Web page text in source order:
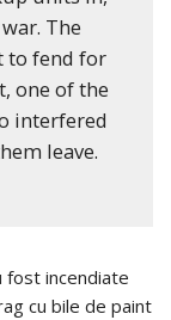
The
to fend for
one of the
interfered
leave.
fost incendiate
cu bile de paint